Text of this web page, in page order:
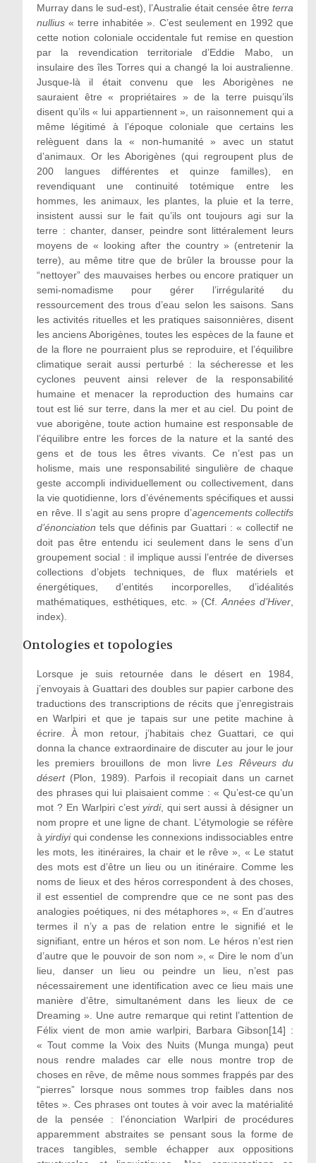
Murray dans le sud-est), l’Australie était censée êtreterra
nullius« terre inhabitée ». C’est seulement en 1992 que
cette notion coloniale occidentale fut remise en question
par la revendication territoriale d’Eddie Mabo, un
insulaire des îles Torres qui a changé la loi australienne.
Jusque-là il était convenu que les Aborigènes ne
sauraient être « propriétaires » de la terre puisqu’ils
disent qu’ils « lui appartiennent », un raisonnement qui a
même légitimé à l’époque coloniale que certains les
relèguent dans la « non-humanité » avec un statut
d’animaux. Or les Aborigènes (qui regroupent plus de
200 langues différentes et quinze familles), en
revendiquant une continuité totémique entre les
hommes, les animaux, les plantes, la pluie et la terre,
insistent aussi sur le fait qu’ils ont toujours agi sur la
terre : chanter, danser, peindre sont littéralement leurs
moyens de « looking after the country » (entretenir la
terre), au même titre que de brûler la brousse pour la
“nettoyer” des mauvaises herbes ou encore pratiquer un
semi-nomadisme pour gérer l’irrégularité du
ressourcement des trous d’eau selon les saisons. Sans
les activités rituelles et les pratiques saisonnières, disent
les anciens Aborigènes, toutes les espèces de la faune et
de la flore ne pourraient plus se reproduire, et l’équilibre
climatique serait aussi perturbé : la sécheresse et les
cyclones peuvent ainsi relever de la responsabilité
humaine et menacer la reproduction des humains car
tout est lié sur terre, dans la mer et au ciel. Du point de
vue aborigène, toute action humaine est responsable de
l’équilibre entre les forces de la nature et la santé des
gens et de tous les êtres vivants. Ce n’est pas un
holisme, mais une responsabilité singulière de chaque
geste accompli individuellement ou collectivement, dans
la vie quotidienne, lors d’événements spécifiques et aussi
en rêve. Il s’agit au sens propre d’agencements collectifs
d’énonciation tels que définis par Guattari : « collectif ne
doit pas être entendu ici seulement dans le sens d’un
groupement social : il implique aussi l’entrée de diverses
collections d’objets techniques, de flux matériels et
énergétiques, d’entités incorporelles, d’idéalités
mathématiques, esthétiques, etc. » (Cf.Années d’Hiver
index).
Ontologies et topologies
Lorsque je suis retournée dans le désert en 1984,
j’envoyais à Guattari des doubles sur papier carbone des
traductions des transcriptions de récits que j’enregistrais
en Warlpiri et que je tapais sur une petite machine à
écrire. À mon retour, j’habitais chez Guattari, ce qui
donna la chance extraordinaire de discuter au jour le jour
les premiers brouillons de mon livreLes Rêveurs du
désert(Plon, 1989). Parfois il recopiait dans un carnet
des phrases qui lui plaisaient comme : « Qu’est-ce qu’un
mot ? En Warlpiri c’est yirdi, qui sert aussi à désigner un
nom propre et une ligne de chant. L’étymologie se réfère
à yirdiyiqui condense les connexions indissociables entre
les mots, les itinéraires, la chair et le rêve », « Le statut
des mots est d’être un lieu ou un itinéraire. Comme les
noms de lieux et des héros correspondent à des choses,
il est essentiel de comprendre que ce ne sont pas des
analogies poétiques, ni des métaphores », « En d’autres
termes il n’y a pas de relation entre le signifié et le
signifiant, entre un héros et son nom. Le héros n’est rien
d’autre que le pouvoir de son nom », « Dire le nom d’un
lieu, danser un lieu ou peindre un lieu, n’est pas
nécessairement une identification avec ce lieu mais une
manière d’être, simultanément dans les lieux de ce
Dreaming ». Une autre remarque qui retint l’attention de
Félix vient de mon amie warlpiri, Barbara Gibson[14] :
« Tout comme la Voix des Nuits (Munga munga) peut
nous rendre malades car elle nous montre trop de
choses en rêve, de même nous sommes frappés par des
“pierres” lorsque nous sommes trop faibles dans nos
têtes ». Ces phrases ont toutes à voir avec la matérialité
de la pensée : l’énonciation Warlpiri de procédures
apparemment abstraites se pensant sous la forme de
traces tangibles, semble échapper aux oppositions